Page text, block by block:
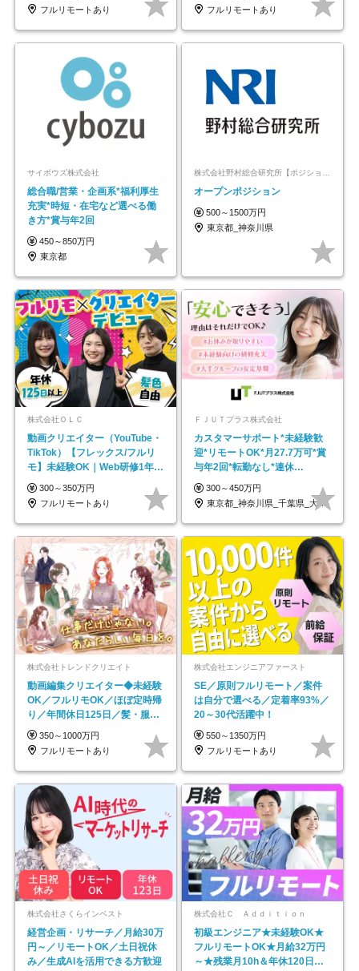
フルリモートあり
フルリモートあり
サイボウズ株式会社
総合職/営業・企画系*福利厚生
充実*時短・在宅など選べる働
き方*賞与年2回
450～850万円
東京都
オープンポジション
500～1500万円
東京都_神奈川県
株式会社ＯＬＣ
動画クリエイター（YouTube・
TikTok）【フレックス/フルリ
モ】未経験OK｜Web研修1年間
｜副業OK
300～350万円
フルリモートあり
ＦＪＵＴプラス株式会社
カスタマーサポート*未経験歓
迎*リモートOK*月27.7万可*賞
与年2回*転勤なし*連休
OK/ZE010232
300～450万円
東京都_神奈川県_千葉県_大阪府_愛知県…
株式会社トレンドクリエイト
動画編集クリエイター◆未経験
OK／フルリモOK／ほぼ定時帰
り／年間休日125日／髪・服・
ネイル自由／副業OK
350～1000万円
フルリモートあり
株式会社エンジニアファースト
SE／原則フルリモート／案件
は自分で選べる／定着率93%／
20～30代活躍中！
550～1350万円
フルリモートあり
株式会社さくらインベスト
経営企画・リサーチ／月給30万
円～／リモートOK／土日祝休
み／生成AIを活用できる方歓迎
株式会社Ｃ Ａｄｄｉｔｉｏｎ
初級エンジニア★未経験OK★
フルリモートOK★月給32万円
～★残業月10h＆年休120日以